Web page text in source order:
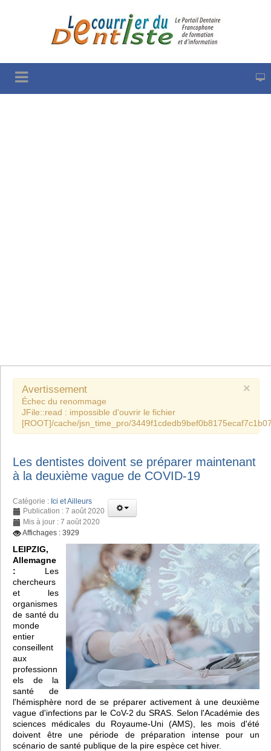
×
Avertissement
Échec du renommage
JFile::read : impossible d'ouvrir le fichier
[ROOT]/cache/jsn_time_pro/
Les dentistes doivent se préparer maintenant
à la deuxième vague de COVID-19
Catégorie : Ici et Ailleurs
Publication : 7 août 2020
Mis à jour : 7 août 2020
Affichages : 3929
LEIPZIG,
Allemagne
: Les
chercheurs
et les
organismes
de santé du
monde
entier
conseillent
aux
professionn
els de la
santé de
l'hémisphère nord de se préparer activement à une deuxième
vague d'infections par le CoV-2 du SRAS. Selon l'Académie des
sciences médicales du Royaume-Uni (AMS), les mois d'été
doivent être une période de préparation intense pour un
scénario de santé publique de la pire espèce cet hiver.